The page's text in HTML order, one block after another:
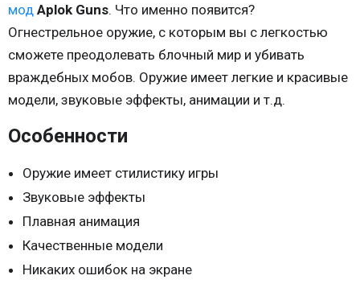
мод Aplok Guns. Что именно появится?
Огнестрельное оружие, с которым вы с легкостью
сможете преодолевать блочный мир и убивать
враждебных мобов. Оружие имеет легкие и красивые
модели, звуковые эффекты, анимации и т.д.
Особенности
Оружие имеет стилистику игры
Звуковые эффекты
Плавная анимация
Качественные модели
Никаких ошибок на экране